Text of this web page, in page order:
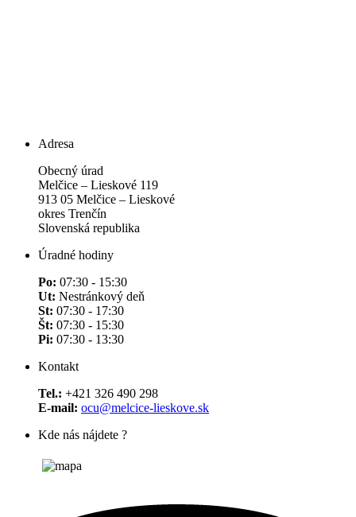
Adresa
Obecný úrad
Melčice – Lieskové 119
913 05 Melčice – Lieskové
okres Trenčín
Slovenská republika
Úradné hodiny
Po: 07:30 - 15:30
Ut: Nestránkový deň
St: 07:30 - 17:30
Št: 07:30 - 15:30
Pi: 07:30 - 13:30
Kontakt
Tel.: +421 326 490 298
E-mail: ocu@melcice-lieskove.sk
Kde nás nájdete ?